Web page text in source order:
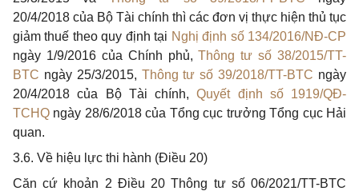
20/4/2018 của Bộ Tài chính thì các đơn vị thực hiện thủ tục
giảm thuế theo quy định tại Nghị định số 134/2016/NĐ-CP
ngày 1/9/2016 của Chính phủ,Thông tư số 38/2015/TT-
BTC ngày 25/3/2015, Thông tư số 39/2018/TT-BTC ngày
20/4/2018 của Bộ Tài chính,Quyết định số 1919/QĐ-
TCHQ ngày 28/6/2018 của Tổng cục trưởng Tổng cục Hải
quan.
3.6. Về hiệu lực thi hành (Điều 20)
Căn cứ khoản 2 Điều 20 Thông tư số 06/2021/TT-BTC